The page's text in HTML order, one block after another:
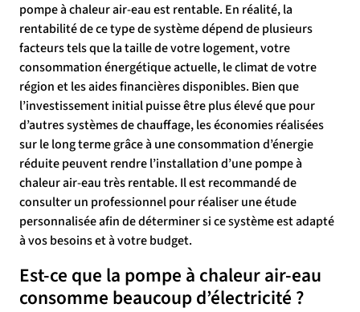
pompe à chaleur air-eau est rentable. En réalité, la
rentabilité de ce type de système dépend de plusieurs
facteurs tels que la taille de votre logement, votre
consommation énergétique actuelle, le climat de votre
région et les aides financières disponibles. Bien que
l’investissement initial puisse être plus élevé que pour
d’autres systèmes de chauffage, les économies réalisées
sur le long terme grâce à une consommation d’énergie
réduite peuvent rendre l’installation d’une pompe à
chaleur air-eau très rentable. Il est recommandé de
consulter un professionnel pour réaliser une étude
personnalisée afin de déterminer si ce système est adapté
à vos besoins et à votre budget.
Est-ce que la pompe à chaleur air-eau
consomme beaucoup d’électricité ?